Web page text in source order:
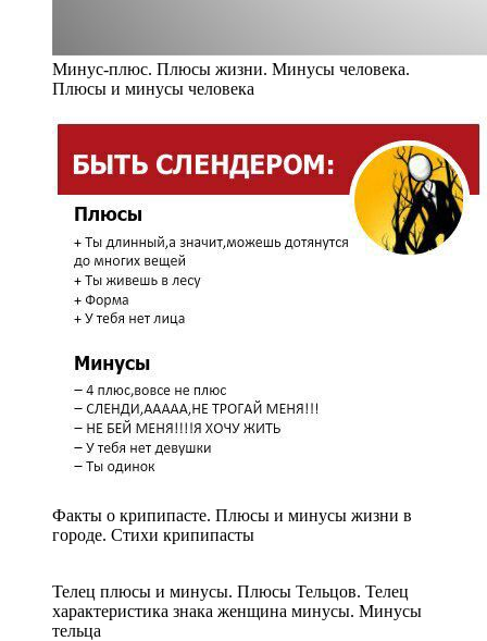
Минус-плюс. Плюсы жизни. Минусы человека.
Плюсы и минусы человека
Факты о крипипасте. Плюсы и минусы жизни в
городе. Стихи крипипасты
Телец плюсы и минусы. Плюсы Тельцов. Телец
характеристика знака женщина минусы. Минусы
тельца